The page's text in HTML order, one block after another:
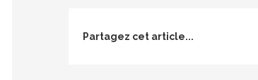
Partagez cet article...